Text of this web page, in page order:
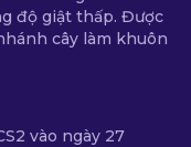
độ giật thấp. Được
cây làm khuôn
vào ngày 27